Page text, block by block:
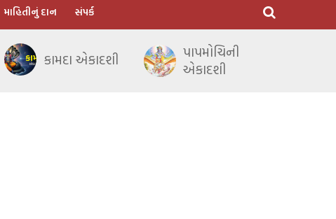
માહિતીનું દાન સંપર્ક
કામદા એકાદશી
પાપમોચિની
એકાદશી